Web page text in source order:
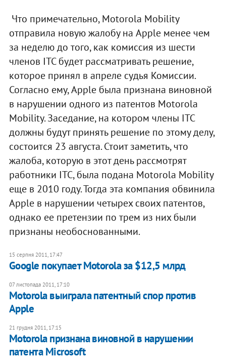
Что примечательно, Motorola Mobility
отправила новую жалобу на Apple менее чем
за неделю до того, как комиссия из шести
членов ITC будет рассматривать решение,
которое принял в апреле судья Комиссии.
Согласно ему, Apple была признана виновной
в нарушении одного из патентов Motorola
Mobility. Заседание, на котором члены ITC
должны будут принять решение по этому делу,
состоится 23 августа. Стоит заметить, что
жалоба, которую в этот день рассмотрят
работники ITC, была подана Motorola Mobility
еще в 2010 году. Тогда эта компания обвинила
Apple в нарушении четырех своих патентов,
однако ее претензии по трем из них были
признаны необоснованными.
15 серпня 2011, 17:47
Google покупает Motorola за $12,5 млрд
07 листопада 2011, 17:10
Motorola выиграла патентный спор против
Apple
21 грудня 2011, 17:15
Motorola признана виновной в нарушении
патента Microsoft